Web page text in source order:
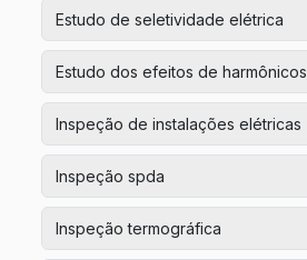
Estudo de seletividade elétrica
Estudo dos efeitos de harmônicos
Inspeção de instalações elétricas
Inspeção spda
Inspeção termográfica